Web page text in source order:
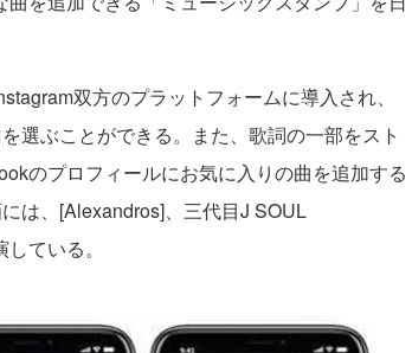
双方のプラットフォームに導入され、
選ぶことができる。また、歌詞の一部をスト
のプロフィールにお気に入りの曲を追加する
は、[Alexandros]、三代目J SOUL
ている。